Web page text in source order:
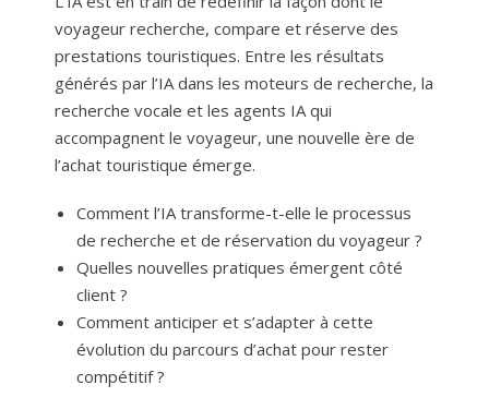
voyageur recherche, compare et réserve des
prestations touristiques. Entre les résultats
générés par l’IA dans les moteurs de recherche, la
recherche vocale et les agents IA qui
accompagnent le voyageur, une nouvelle ère de
l’achat touristique émerge.
Comment l’IA transforme-t-elle le processus
de recherche et de réservation du voyageur ?
Quelles nouvelles pratiques émergent côté
client ?
Comment anticiper et s’adapter à cette
évolution du parcours d’achat pour rester
compétitif ?